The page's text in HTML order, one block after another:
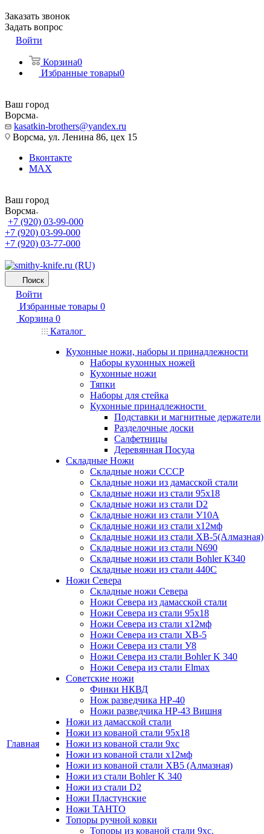
Заказать звонок
Задать вопрос
Войти
Корзина0
Избранные товары0
Ваш город
Ворсма
kasatkin-brothers@yandex.ru
Ворсма, ул. Ленина 86, цех 15
Вконтакте
MAX
Ваш город
Ворсма
+7 (920) 03-99-000
+7 (920) 03-99-000
+7 (920) 03-77-000
Поиск
Войти
Избранные товары 0
Корзина 0
Главная
Каталог
Кухонные ножи, наборы и принадлежности
Наборы кухонных ножей
Кухонные ножи
Тяпки
Наборы для стейка
Кухонные принадлежности
Подставки и магнитные держатели
Разделочные доски
Салфетницы
Деревянная Посуда
Складные Ножи
Cкладные ножи СССР
Складные ножи из дамасской стали
Складные ножи из стали 95х18
Складные ножи из стали D2
Складные ножи из стали У10А
Складные ножи из стали х12мф
Складные ножи из стали ХВ-5(Алмазная)
Складные ножи из стали N690
Складные ножи из стали Bohler К340
Складные ножи из стали 440С
Ножи Севера
Складные ножи Севера
Ножи Севера из дамасской стали
Ножи Севера из стали 95х18
Ножи Севера из стали х12мф
Ножи Севера из стали ХВ-5
Ножи Севера из стали У8
Ножи Севера из стали Bohler K 340
Ножи Севера из стали Elmax
Советские ножи
Финки НКВД
Нож разведчика НР-40
Ножи разведчика НР-43 Вишня
Ножи из дамасской стали
Ножи из кованой стали 95х18
Ножи из кованой стали 9хс
Ножи из кованой стали х12мф
Ножи из кованой стали ХВ5 (Алмазная)
Ножи из стали Bohler K 340
Ножи из стали D2
Ножи Пластунские
Ножи ТАНТО
Топоры ручной ковки
Топоры из кованой стали 9хс.